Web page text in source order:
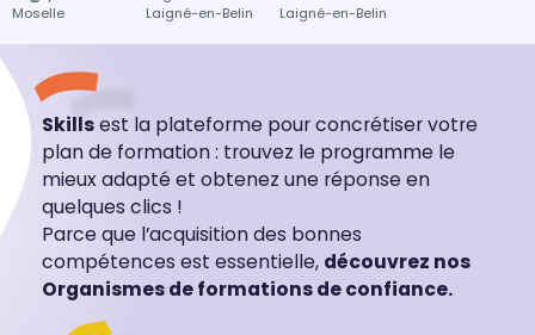
Moselle
Laigné-en-Belin
Laigné-en-Belin
Skillsest la plateforme pour concrétiser votre
plan de formation : trouvez le programme le
mieux adapté et obtenez une réponse en
quelques clics !
Parce que l’acquisition des bonnes
compétences est essentielle, découvrez nos
Organismes de formations de confiance.